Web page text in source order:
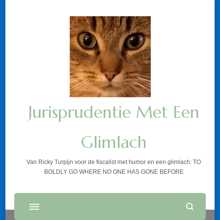
Jurisprudentie Met Een
Glimlach
Van Ricky Turpijn voor de fiscalist met humor en een glimlach: TO
BOLDLY GO WHERE NO ONE HAS GONE BEFORE